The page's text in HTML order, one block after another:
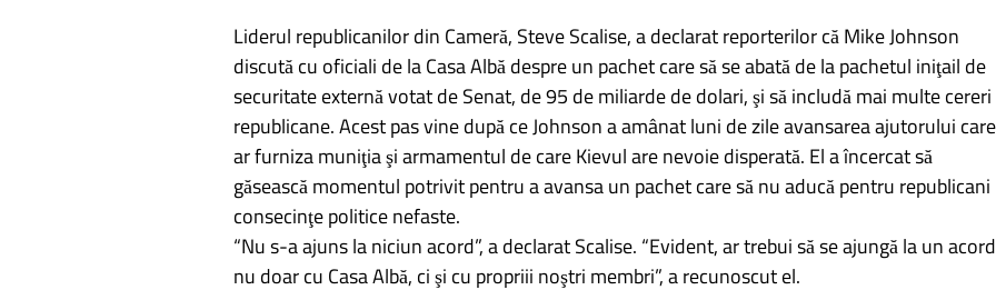
Liderul republicanilor din Cameră, Steve Scalise, a declarat reporterilor că Mike Johnson
discută cu oficiali de la Casa Albă despre un pachet care să se abată de la pachetul iniţail de
securitate externă votat de Senat, de 95 de miliarde de dolari, şi să includă mai multe cereri
republicane. Acest pas vine după ce Johnson a amânat luni de zile avansarea ajutorului care
ar furniza muniţia şi armamentul de care Kievul are nevoie disperată. El a încercat să
găsească momentul potrivit pentru a avansa un pachet care să nu aducă pentru republicani
consecinţe politice nefaste.
“Nu s-a ajuns la niciun acord”, a declarat Scalise. “Evident, ar trebui să se ajungă la un acord
nu doar cu Casa Albă, ci şi cu propriii noştri membri”, a recunoscut el.